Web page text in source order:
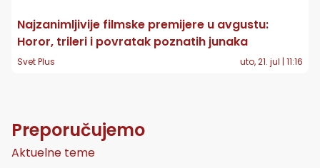
Najzanimljivije filmske premijere u avgustu:
Horor, trileri i povratak poznatih junaka
Svet Plus uto, 21. jul | 11:16
Preporučujemo
Aktuelne teme